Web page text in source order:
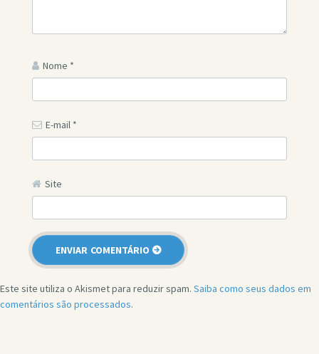
Nome *
E-mail *
Site
Este site utiliza o Akismet para reduzir spam. Saiba como seus dados em
comentários são processados.